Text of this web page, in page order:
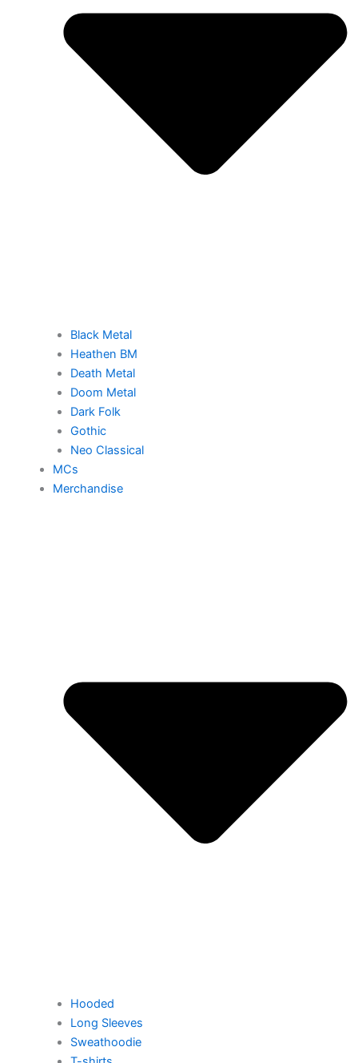
Black Metal
Heathen BM
Death Metal
Doom Metal
Dark Folk
Gothic
Neo Classical
MCs
Merchandise
Hooded
Long Sleeves
Sweathoodie